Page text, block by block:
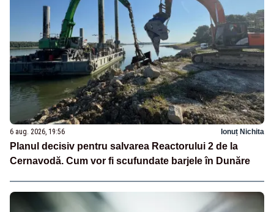
6 aug. 2026, 19:56 Ionuț Nichita
Planul decisiv pentru salvarea Reactorului 2 de la
Cernavodă. Cum vor fi scufundate barjele în Dunăre